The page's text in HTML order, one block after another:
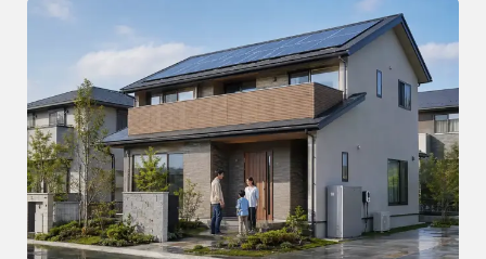
アフターメンテナンス 安心保証制度
ブログ・コラム スタッフ紹介